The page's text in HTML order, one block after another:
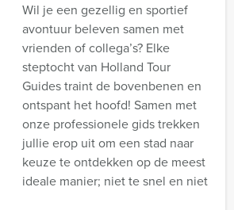
Wil je een gezellig en sportief
avontuur beleven samen met
vrienden of collega’s? Elke
steptocht van Holland Tour
Guides traint de bovenbenen en
ontspant het hoofd! Samen met
onze professionele gids trekken
jullie erop uit om een stad naar
keuze te ontdekken op de meest
ideale manier; niet te snel en niet